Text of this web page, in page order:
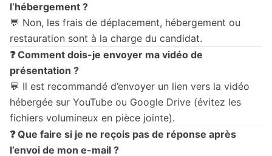
l’hébergement ?
💬 Non, les frais de déplacement, hébergement ou
restauration sont à la charge du candidat.
❓ Comment dois-je envoyer ma vidéo de
présentation ?
💬 Il est recommandé d’envoyer un lien vers la vidéo
hébergée sur YouTube ou Google Drive (évitez les
fichiers volumineux en pièce jointe).
❓ Que faire si je ne reçois pas de réponse après
l’envoi de mon e-mail ?